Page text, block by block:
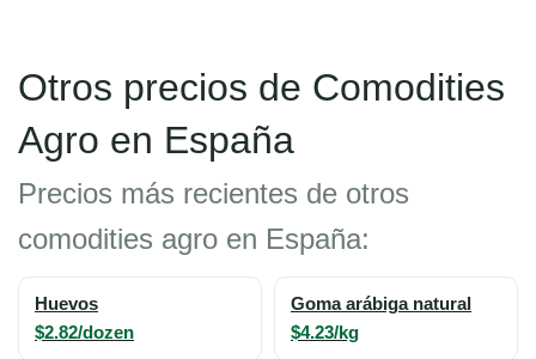
Otros precios de Comodities
Agro en España
Precios más recientes de otros
comodities agro en España:
Huevos
$2.82/dozen
Goma arábiga natural
$4.23/kg